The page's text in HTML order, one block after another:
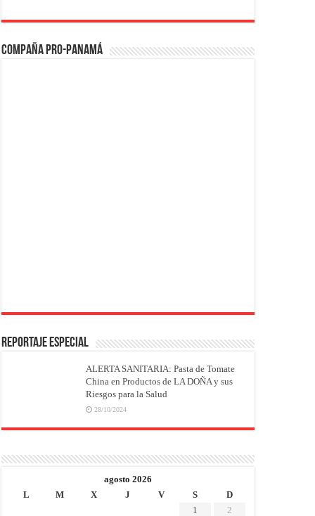
Compaña PRO-Panamá
REPORTAJE ESPECIAL
ALERTA SANITARIA: Pasta de Tomate
China en Productos de LA DOÑA y sus
Riesgos para la Salud
28/10/2024
agosto 2026
L
M X J V S
D
1
2